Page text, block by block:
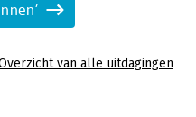
van alle uitdagingen